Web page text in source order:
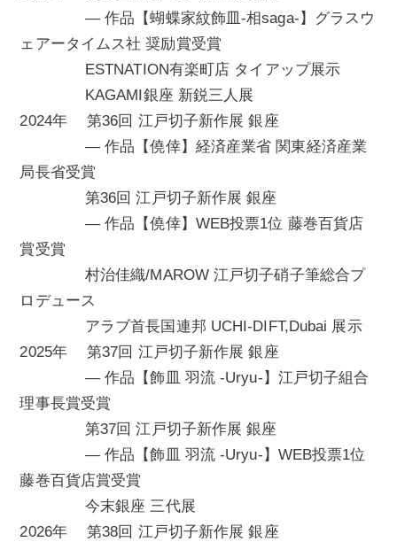
— 作品【蝴蝶家紋飾皿-相saga-】グラスウ
ェアータイムス社 奨励賞受賞
ESTNATION有楽町店 タイアップ展示
KAGAMI銀座 新鋭三人展
2024年 第36回 江戸切子新作展 銀座
— 作品【僥倖】経済産業省 関東経済産業
局長省受賞
第36回 江戸切子新作展 銀座
— 作品【僥倖】WEB投票1位 藤巻百貨店
賞受賞
村治佳織/MAROW 江戸切子硝子筆総合プ
ロデュース
アラブ首長国連邦 UCHI-DIFT,Dubai 展示
2025年 第37回 江戸切子新作展 銀座
— 作品【飾皿 羽流 -Uryu-】江戸切子組合
理事長賞受賞
第37回 江戸切子新作展 銀座
— 作品【飾皿 羽流 -Uryu-】WEB投票1位
藤巻百貨店賞受賞
今末銀座 三代展
2026年 第38回 江戸切子新作展 銀座